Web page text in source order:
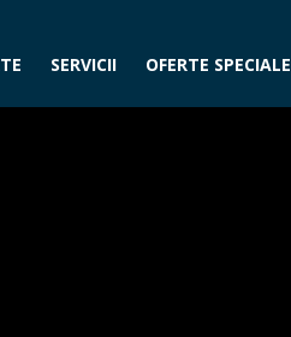
SERVICII OFERTE SPECIALE